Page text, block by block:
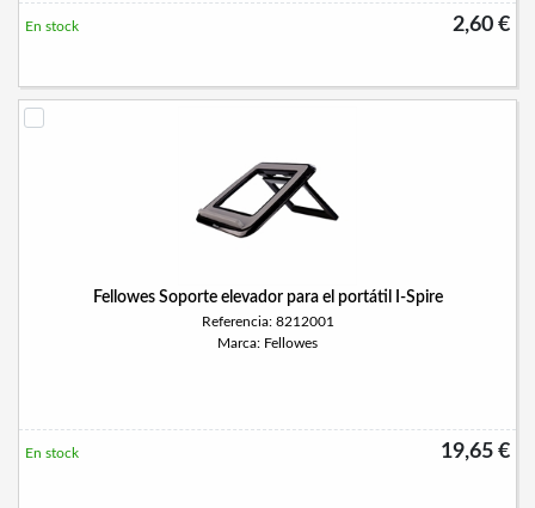
2,60 €
En stock
Fellowes Soporte elevador para el portátil I-Spire
Referencia: 8212001
Marca: Fellowes
19,65 €
En stock